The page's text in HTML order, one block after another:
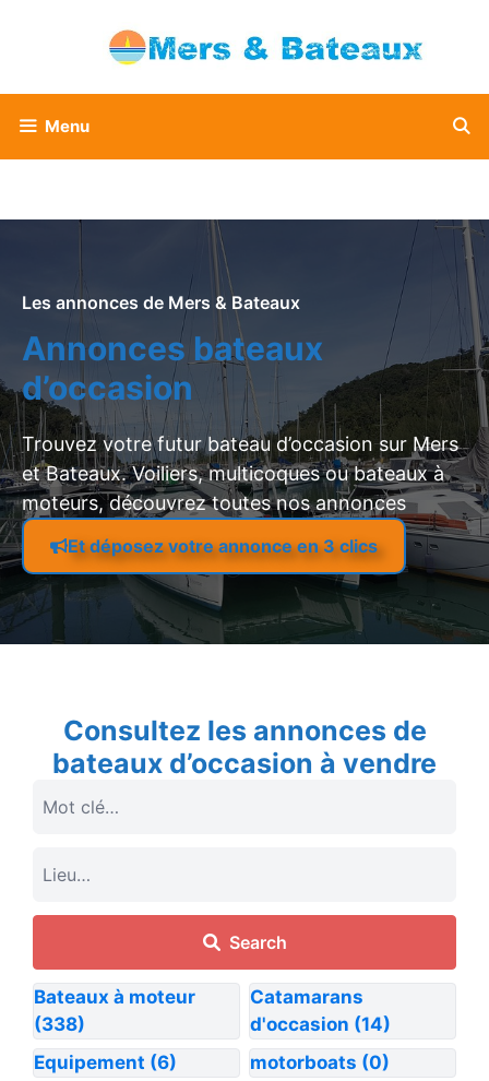
Menu
Les annonces de Mers & Bateaux
Annonces bateaux
d’occasion
Trouvez votre futur bateau d’occasion sur Mers
et Bateaux. Voiliers, multicoques ou bateaux à
moteurs, découvrez toutes nos annonces
Et déposez votre annonce en 3 clics
Consultez les annonces de
bateaux d’occasion à vendre
Search
Bateaux à moteur
(338)
Catamarans
d'occasion (14)
Equipement (6) motorboats (0)